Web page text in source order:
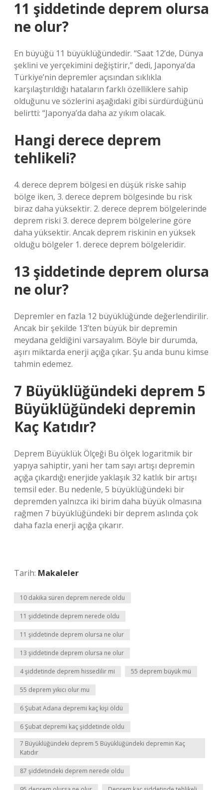
11 şiddetinde deprem olursa
ne olur?
En büyüğü 11 büyüklüğündedir. “Saat 12’de, Dünya
şeklini ve yerçekimini değiştirir,” dedi, Japonya’da
Türkiye’nin depremler açısından sıklıkla
karşılaştırıldığı hataların farklı özelliklere sahip
olduğunu ve sözlerini aşağıdaki gibi sürdürdüğünü
belirtti: “Japonya’da daha az yıkım olacak.
Hangi derece deprem
tehlikeli?
4. derece deprem bölgesi en düşük riske sahip
bölge iken, 3. derece deprem bölgesinde bu risk
biraz daha yüksektir. 2. derece deprem bölgelerinde
deprem riski 3. derece deprem bölgelerine göre
daha yüksektir. Ancak deprem riskinin en yüksek
olduğu bölgeler 1. derece deprem bölgeleridir.
13 şiddetinde deprem olursa
ne olur?
Depremler en fazla 12 büyüklüğünde değerlendirilir.
Ancak bir şekilde 13’ten büyük bir depremin
meydana geldiğini varsayalım. Böyle bir durumda,
aşırı miktarda enerji açığa çıkar. Şu anda bunu kimse
tahmin edemez.
7 Büyüklüğündeki deprem 5
Büyüklüğündeki depremin
Kaç Katıdır?
Deprem Büyüklük Ölçeği Bu ölçek logaritmik bir
yapıya sahiptir, yani her tam sayı artışı depremin
açığa çıkardığı enerjide yaklaşık 32 katlık bir artışı
temsil eder. Bu nedenle, 5 büyüklüğündeki bir
depremden yalnızca iki birim daha büyük olmasına
rağmen 7 büyüklüğündeki bir deprem aslında çok
daha fazla enerji açığa çıkarır.
Tarih: Makaleler
10 dakika süren deprem nerede oldu
11 şiddetinde deprem nerede oldu
11 şiddetinde deprem olursa ne olur
13 şiddetinde deprem olursa ne olur
4 şiddetinde deprem hissedilir mi 55 deprem büyük mü
55 deprem yıkıcı olur mu
6 Şubat Adana depremi kaç kişi öldü
6 Şubat depremi kaç şiddetinde oldu
7 Büyüklüğündeki deprem 5 Büyüklüğündeki depremin Kaç
Katıdır
87 şiddetindeki deprem nerede oldu